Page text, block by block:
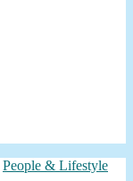
People & Lifestyle